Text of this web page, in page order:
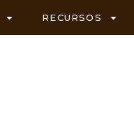
RECURSOS